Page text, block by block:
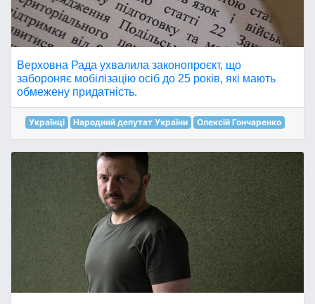
Верховна Рада ухвалила законопроєкт, що
забороняє мобілізацію осіб до 25 років, які мають
обмежену придатність.
Українці Народний депутат України Олексій Гончаренко